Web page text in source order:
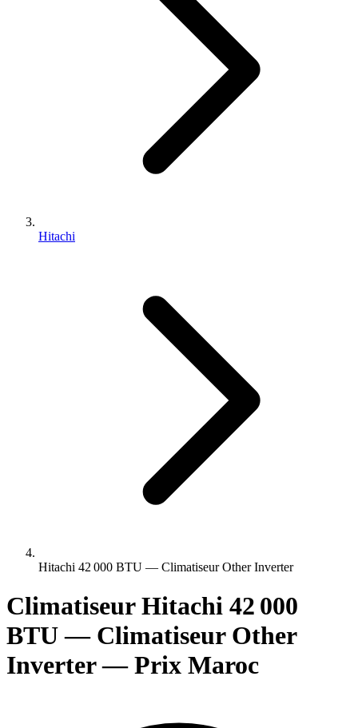
Hitachi
Hitachi 42 000 BTU — Climatiseur Other Inverter
Climatiseur Hitachi 42 000
BTU — Climatiseur Other
Inverter — Prix Maroc